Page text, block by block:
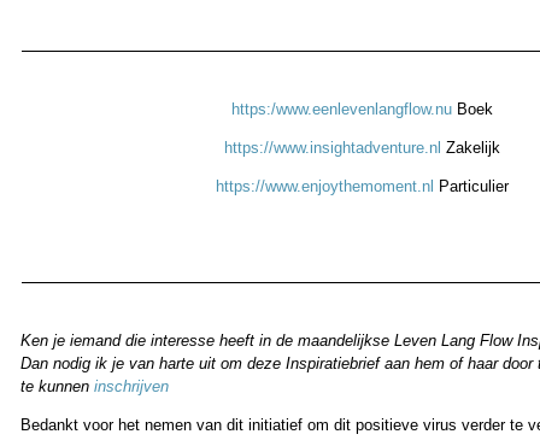
https:/www.eenlevenlangflow.nuBoek
https://www.insightadventure.nl Zakelijk
https://www.enjoythemoment.nl Particulier
Ken je iemand die interesse heeft in de maandelijkse Leven Lang Flow
Dan nodig ik je van harte uit om deze Inspiratiebrief aan hem of haar
te kunnen inschrijven
Bedankt voor het nemen van dit initiatief om dit positieve virus verder te